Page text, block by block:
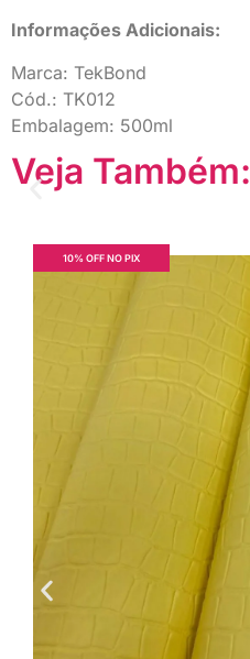
Informações Adicionais:
Marca: TekBond
Cód.: TK012
Embalagem: 500ml
Veja Também:
10% OFF NO PIX